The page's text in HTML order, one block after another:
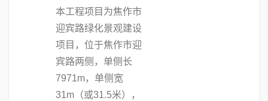
本工程项目为焦作市
迎宾路绿化景观建设
项目，位于焦作市迎
宾路两侧，单侧长
7971m，单侧宽
31m（或31.5米），